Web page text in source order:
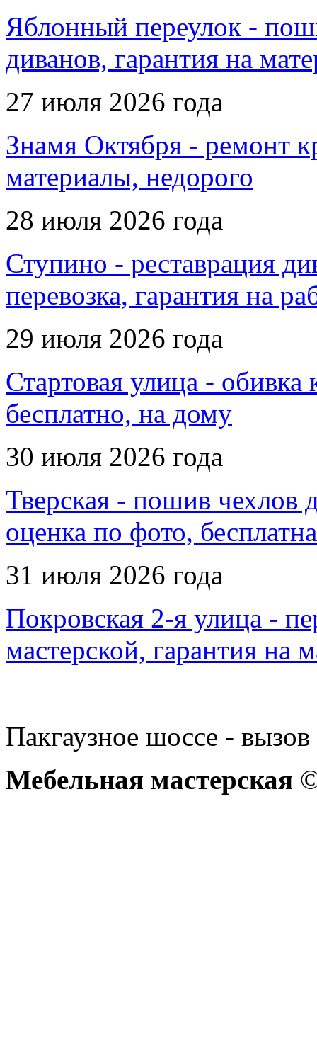
Яблонный переулок -
диванов, гарантия на
27 июля 2026 года
Знамя Октября - ремонт
материалы, недорого
28 июля 2026 года
Ступино - реставрация
перевозка, гарантия на
29 июля 2026 года
Стартовая улица - обивка
бесплатно, на дому
30 июля 2026 года
Тверская - пошив чехлов
оценка по фото,
31 июля 2026 года
Покровская 2-я улица -
мастерской, гарантия на
Пакгаузное шоссе - вызов
Мебельная мастерская